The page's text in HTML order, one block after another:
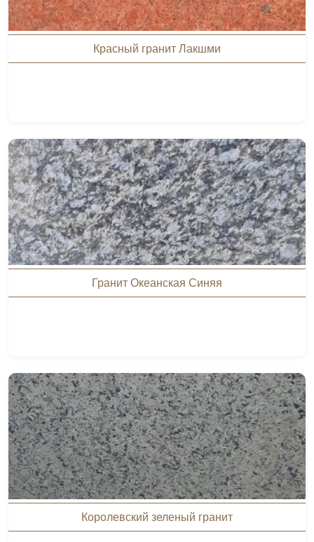
Красный гранит Лакшми
Гранит Океанская Синяя
Королевский зеленый гранит